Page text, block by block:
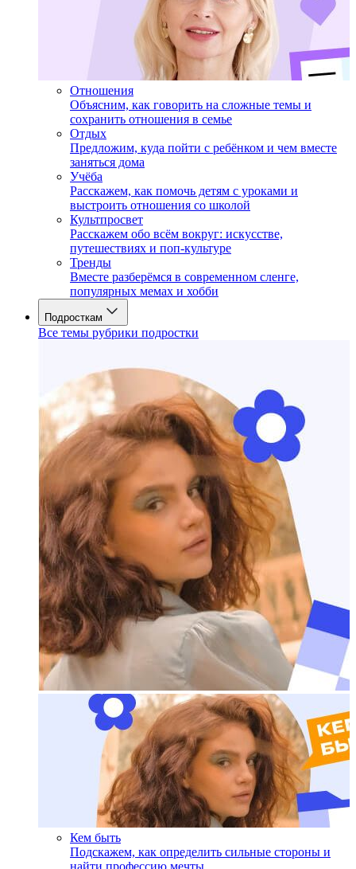
Отношения
Объясним, как говорить на сложные темы и
сохранить отношения в семье
Отдых
Предложим, куда пойти с ребёнком и чем вместе
заняться дома
Учёба
Расскажем, как помочь детям с уроками и
выстроить отношения со школой
Культпросвет
Расскажем обо всём вокруг: искусстве,
путешествиях и поп-культуре
Тренды
Вместе разберёмся в современном сленге,
популярных мемах и хобби
Подросткам
Все темы рубрики подростки
Кем быть
Подскажем, как определить сильные стороны и
найти профессию мечты